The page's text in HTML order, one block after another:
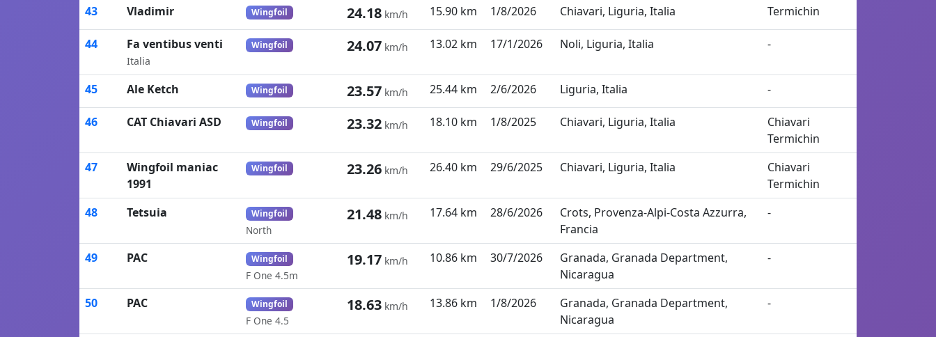
43 Vladimir Wingfoil 24.18 km/h 15.90 km 1/8/2026 Chiavari, Liguria, Italia Termichin
44 Fa ventibus venti
Italia
Wingfoil 24.07 km/h 13.02 km 17/1/2026 Noli, Liguria, Italia -
45 Ale Ketch Wingfoil 23.57 km/h 25.44 km 2/6/2026 Liguria, Italia -
46 CAT Chiavari ASD Wingfoil 23.32 km/h 18.10 km 1/8/2025 Chiavari, Liguria, Italia
Chiavari
Termichin
47
Wingfoil maniac
1991
Wingfoil 23.26 km/h 26.40 km 29/6/2025 Chiavari, Liguria, Italia
Chiavari
Termichin
48
Tetsuia Wingfoil
North
21.48 km/h 17.64 km 28/6/2026
Crots, Provenza-Alpi-Costa Azzurra,
Francia
-
49 PAC Wingfoil
F One 4.5m
19.17 km/h 10.86 km 30/7/2026
Granada, Granada Department,
Nicaragua
-
50 PAC Wingfoil
F One 4.5
18.63 km/h 13.86 km 1/8/2026
Granada, Granada Department,
Nicaragua
-